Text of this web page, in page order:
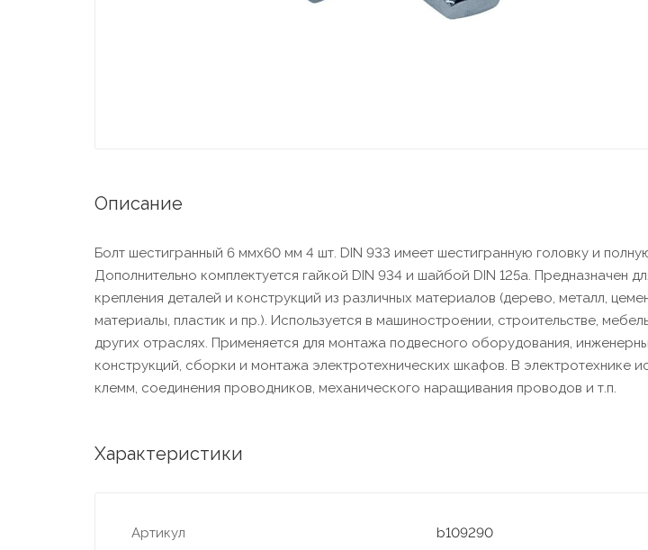
Описание
Болт шестигранный 6 ммх60 мм 4 шт. DIN 933 имеет шестигранную головку и
Дополнительно комплектуется гайкой DIN 934 и шайбой DIN 125a. Предназначен
крепления деталей и конструкций из различных материалов (дерево, металл,
материалы, пластик и пр.). Используется в машиностроении, строительстве,
других отраслях. Применяется для монтажа подвесного оборудования,
конструкций, сборки и монтажа электротехнических шкафов. В электротехнике
клемм, соединения проводников, механического наращивания проводов и т.п.
Характеристики
Артикул
b109290